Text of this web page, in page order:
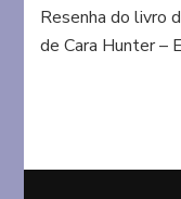
Resenha do livro
de Cara Hunter –